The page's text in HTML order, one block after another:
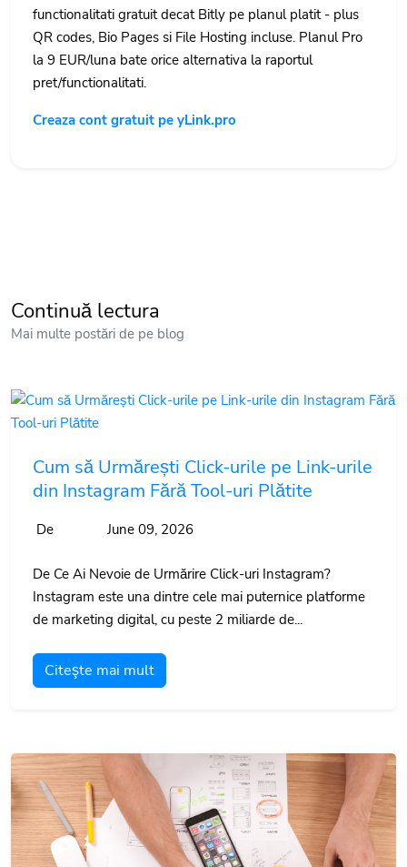
functionalitati gratuit decat Bitly pe planul platit - plus
QR codes, Bio Pages si File Hosting incluse. Planul Pro
la 9 EUR/luna bate orice alternativa la raportul
pret/functionalitati.
Creaza cont gratuit pe yLink.pro
Continuă lectura
Mai multe postări de pe blog
Cum să Urmărești Click-urile pe Link-urile
din Instagram Fără Tool-uri Plătite
De June 09, 2026
De Ce Ai Nevoie de Urmărire Click-uri Instagram?
Instagram este una dintre cele mai puternice platforme
de marketing digital, cu peste 2 miliarde de...
Citeşte mai mult